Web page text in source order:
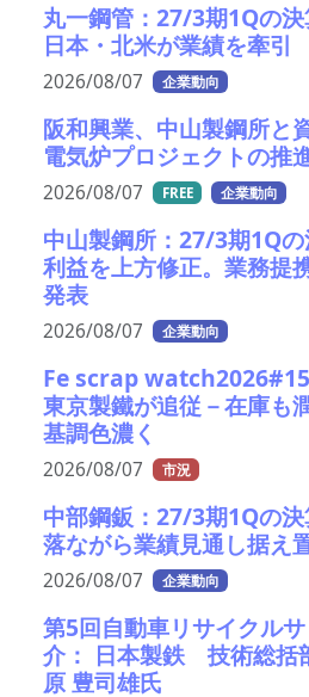
丸一鋼管：27/3期1Qの決
日本・北米が業績を牽引
2026/08/07 企業動向
阪和興業、中山製鋼所と
電気炉プロジェクトの推
2026/08/07 FREE 企業動向
中山製鋼所：27/3期1Q
利益を上方修正。業務提
発表
2026/08/07 企業動向
Fe scrap
東京製鐵が追従－在庫も
基調色濃く
2026/08/07 市況
中部鋼鈑：27/3期1Qの
落ながら業績見通し据え
2026/08/07 企業動向
第5回自動車リサイクル
介： 日本製鉄 技術総
原 豊司雄氏